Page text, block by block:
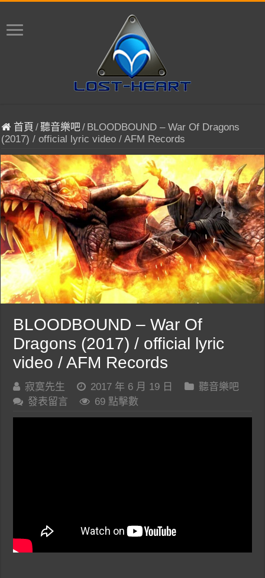
首頁 /聽音樂吧/ BLOODBOUND – War Of Dragons
(2017) / official lyric video / AFM Records
BLOODBOUND – War Of
Dragons (2017) / official lyric
video / AFM Records
寂寞先生 2017 年 6 月 19 日
聽音樂吧
發表留言
69 點擊數